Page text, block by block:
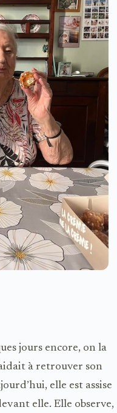
jours encore, on la
à retrouver son
elle est assise
elle. Elle observe,